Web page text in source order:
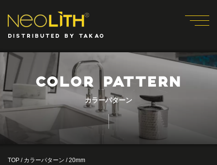
DISTRIBUTED BY TAKAO
COLOR PATTERN
カラーパターン
TOP / カラーパターン /20mm